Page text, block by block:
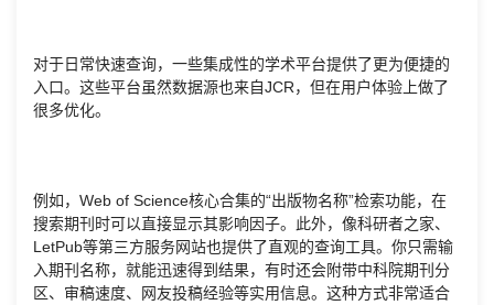
对于日常快速查询，一些集成性的学术平台提供了更为便捷的
入口。这些平台虽然数据源也来自JCR，但在用户体验上做了
很多优化。
例如，Web of Science核心合集的“出版物名称”检索功能，在
搜索期刊时可以直接显示其影响因子。此外，像科研者之家、
LetPub等第三方服务网站也提供了直观的查询工具。你只需输
入期刊名称，就能迅速得到结果，有时还会附带中科院期刊分
区、审稿速度、网友投稿经验等实用信息。这种方式非常适合